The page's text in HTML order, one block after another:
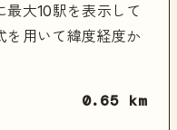
最大10駅を表示して
を用いて緯度経度か
0.65 km